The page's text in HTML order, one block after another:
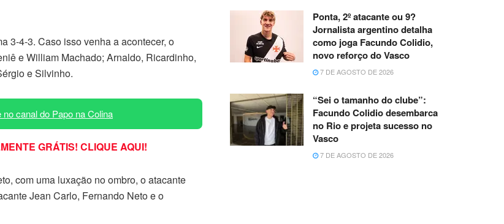
3-4-3. Caso isso venha a acontecer, o
e William Machado; Arnaldo, Ricardinho,
e Silvinho.
no canal do Papo na Colina
GRÁTIS! CLIQUE AQUI!
com uma luxação no ombro, o atacante
Jean Carlo, Fernando Neto e o
Ponta, 2º atacante ou 9?
Jornalista argentino detalha
como joga Facundo Colidio,
novo reforço do Vasco
7 DE AGOSTO DE 2026
“Sei o tamanho do clube”:
Facundo Colidio desembarca
no Rio e projeta sucesso no
Vasco
7 DE AGOSTO DE 2026